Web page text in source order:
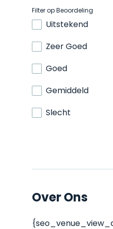
Filter op Beoordeling
Uitstekend
Zeer Goed
Goed
Gemiddeld
Slecht
Over Ons